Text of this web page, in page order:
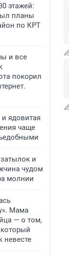
этажей:
планы
по КРТ
и все
покорил
ядовитая
чаще
и
чудом
молнии
Мама
— о том,
невесте